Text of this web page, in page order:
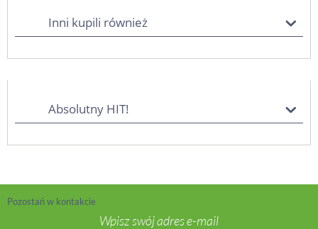
Inni kupili również
Absolutny HIT!
Pozostań w kontakcie
Wpisz swój adres e-mail